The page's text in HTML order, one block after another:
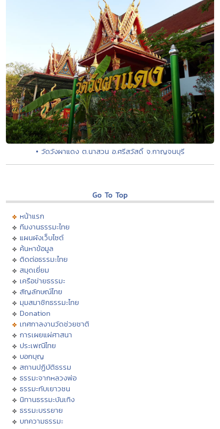
• วัดวังผาแดง ต.นาสวน อ.ศรีสวัสดิ์ จ.กาญจนบุรี
Go To Top
หน้าแรก
ทีมงานธรรมะไทย
แผนผังเว็บไซต์
ค้นหาข้อมูล
ติดต่อธรรมะไทย
สมุดเยี่ยม
เครือข่ายธรรมะ
สัญลักษณ์ไทย
มุมสมาชิกธรรมะไทย
Donation
เทศกาลงานวัดช่วยชาติ
การเผยแผ่ศาสนา
ประเพณีไทย
บอกบุญ
สถานปฏิบัติธรรม
ธรรมะจากหลวงพ่อ
ธรรมะกับเยาวชน
นิทานธรรมะบันเทิง
ธรรมะบรรยาย
บทความธรรมะ